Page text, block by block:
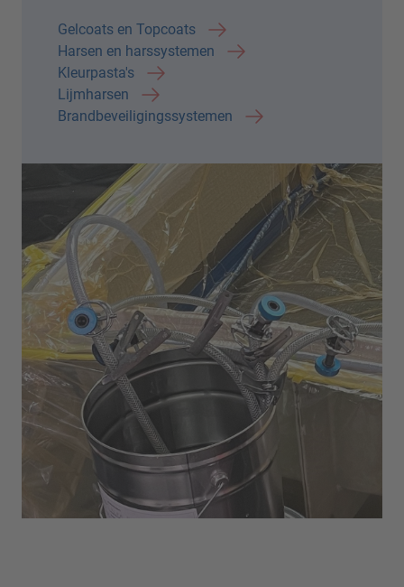
Gelcoats en Topcoats
Harsen en harssystemen
Kleurpasta's
Lijmharsen
Brandbeveiligingssystemen